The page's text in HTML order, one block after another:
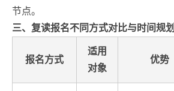
节点。
三、复读报名不同方式对比与时间规划
报名方式
适用
对象
优势